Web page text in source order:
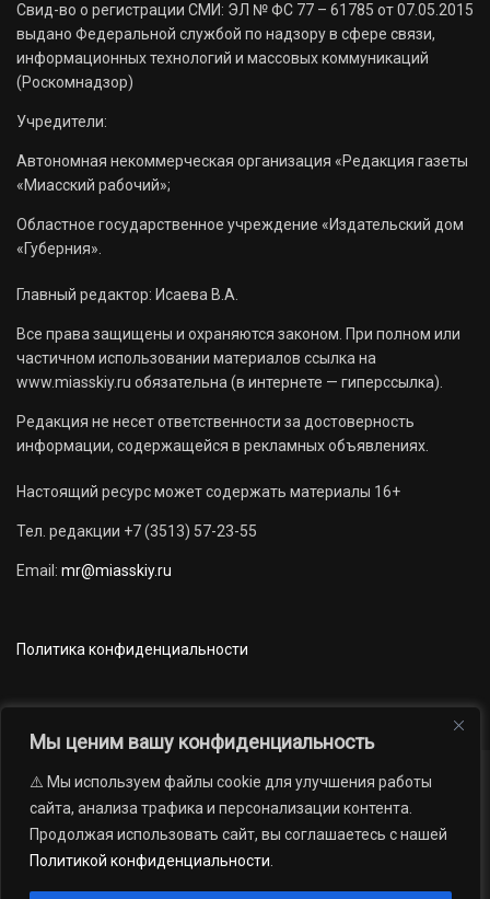
Мы ценим вашу конфиденциальность
⚠️ Мы используем файлы cookie для улучшения работы
сайта, анализа трафика и персонализации контента.
Продолжая использовать сайт, вы соглашаетесь с нашей
Политикой конфиденциальности
Свид-во о регистрации СМИ: ЭЛ № ФС 77 – 61785 от 07.05.2015
выдано Федеральной службой по надзору в сфере связи,
информационных технологий и массовых коммуникаций
(Роскомнадзор)
Учредители:
Автономная некоммерческая организация «Редакция газеты
«Миасский рабочий»;
Областное государственное учреждение «Издательский дом
«Губерния».
Главный редактор: Исаева В.А.
Все права защищены и охраняются законом. При полном или
частичном использовании материалов ссылка на
www.miasskiy.ru обязательна (в интернете — гиперссылка).
Редакция не несет ответственности за достоверность
информации, содержащейся в рекламных объявлениях.
Настоящий ресурс может содержать материалы 16+
Тел. редакции +7 (3513) 57-23-55
Email: mr@miasskiy.ru
Политика конфиденциальности
Новости Наши проекты
Официально
АРХИВ
16+
газеты «Миасский рабочий»; Областное государственное учреждение